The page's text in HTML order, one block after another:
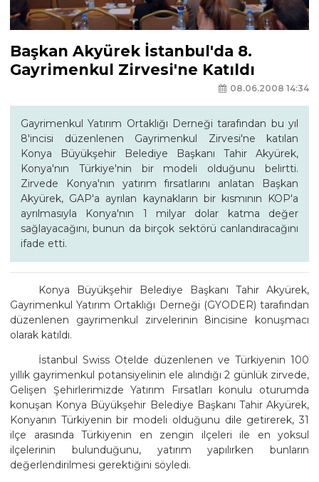
Başkan Akyürek İstanbul'da 8.
Gayrimenkul Zirvesi'ne Katıldı
08.06.2008 14:34
Gayrimenkul Yatırım Ortaklığı Derneği tarafından bu yıl
8'incisi düzenlenen Gayrimenkul Zirvesi'ne katılan
Konya Büyükşehir Belediye Başkanı Tahir Akyürek,
Konya'nın Türkiye'nin bir modeli olduğunu belirtti.
Zirvede Konya'nın yatırım fırsatlarını anlatan Başkan
Akyürek, GAP'a ayrılan kaynakların bir kısmının KOP'a
ayrılmasıyla Konya'nın 1 milyar dolar katma değer
sağlayacağını, bunun da birçok sektörü canlandıracağını
ifade etti.
Konya Büyükşehir Belediye Başkanı Tahir Akyürek,
Gayrimenkul Yatırım Ortaklığı Derneği (GYODER) tarafından
düzenlenen gayrimenkul zirvelerinin 8incisine konuşmacı
olarak katıldı.
İstanbul Swiss Otelde düzenlenen ve Türkiyenin 100
yıllık gayrimenkul potansiyelinin ele alındığı 2 günlük zirvede,
Gelişen Şehirlerimizde Yatırım Fırsatları konulu oturumda
konuşan Konya Büyükşehir Belediye Başkanı Tahir Akyürek,
Konyanın Türkiyenin bir modeli olduğunu dile getirerek, 31
ilçe arasında Türkiyenin en zengin ilçeleri ile en yoksul
ilçelerinin bulunduğunu, yatırım yapılırken bunların
değerlendirilmesi gerektiğini söyledi.